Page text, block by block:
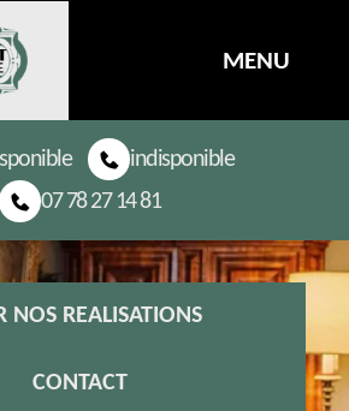
MENU
indisponible
07 78 27 14 81
NOS REALISATIONS
CONTACT